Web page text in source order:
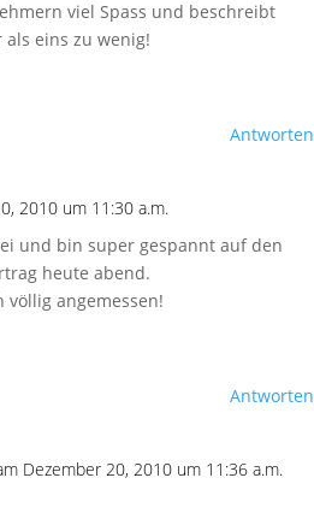
viel Spass und beschreibt
eins zu wenig!
Antworten
2010 um 11:30 a.m.
und bin super gespannt auf den
heute abend.
völlig angemessen!
Antworten
Dezember 20, 2010 um 11:36 a.m.